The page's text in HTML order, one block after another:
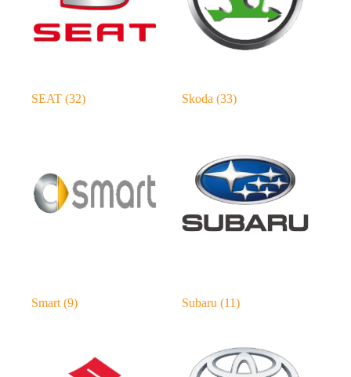
SEAT (32) Skoda(33)
Smart(9) Subaru(11)